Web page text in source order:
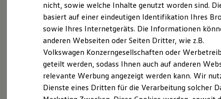
Nachhaltigkeit
Technologie
Kosten und Kauf
Verbrauchskosten
Kaufoptionen
E-Auto-Förderung
Software und Konnektivität
Die ID. Software 6
ID. Software Versionen und Updates
Digitale Extras
Schnittstellen zu Ihrem ID.
Fahrzeugangebot anfordern
Servicetermin buchen
nicht, sowie welche Inhalte genutzt worden sind.
basiert auf einer eindeutigen Identifikation Ihres
sowie Ihres Internetgeräts. Die Informationen
anderen Webseiten oder Seiten Dritter, wie z.B.
Volkswagen Konzerngesellschaften oder
geteilt werden, sodass Ihnen auch auf anderen
relevante Werbung angezeigt werden kann. Wir
Dienste eines Dritten für die Verarbeitung solcher